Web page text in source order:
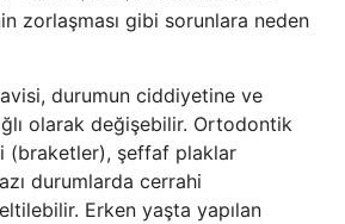
zorlaşması gibi sorunlara neden
durumun ciddiyetine ve
olarak değişebilir. Ortodontik
(braketler), şeffaf plaklar
durumlarda cerrahi
Erken yaşta yapılan